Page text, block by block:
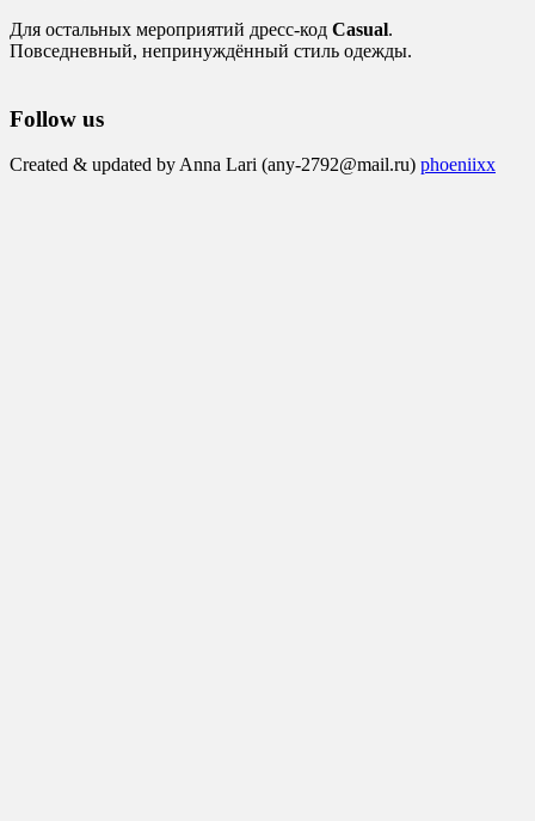
Для остальных мероприятий дресс-код Casual.
Повседневный, непринуждённый стиль одежды.
Follow us
Created & updated by Anna Lari (any-2792@mail.ru) phoeniixx